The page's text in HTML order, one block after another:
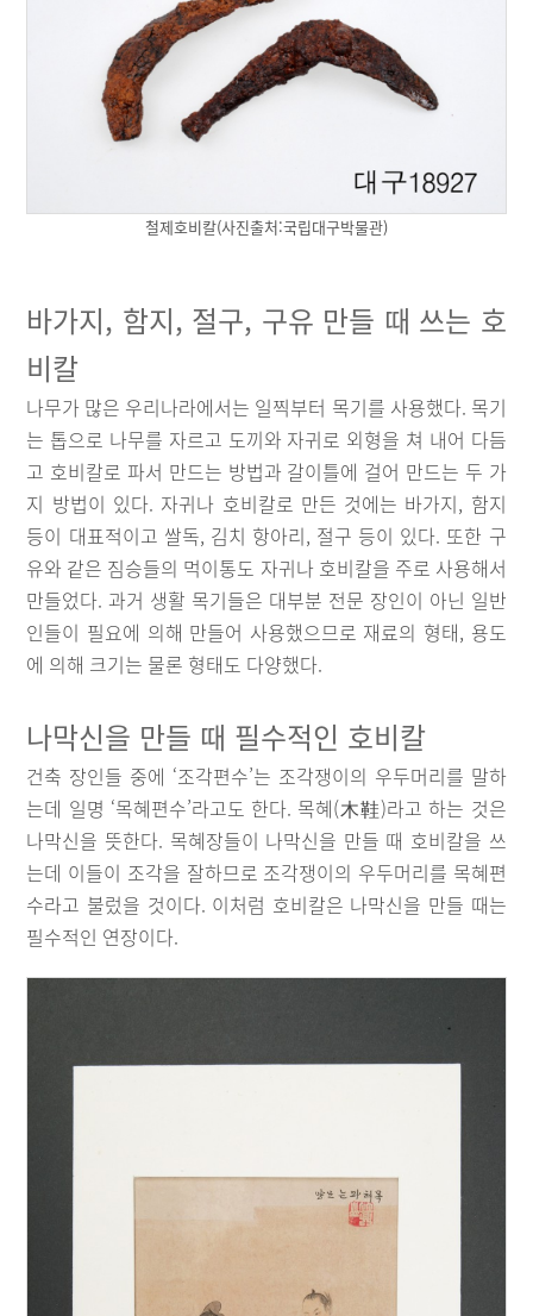
철제호비칼(사진출처:국립대구박물관)
바가지, 함지, 절구, 구유 만들 때 쓰는 호
비칼
나무가 많은 우리나라에서는 일찍부터 목기를 사용했다. 목기
는 톱으로 나무를 자르고 도끼와 자귀로 외형을 쳐 내어 다듬
고 호비칼로 파서 만드는 방법과 갈이틀에 걸어 만드는 두 가
지 방법이 있다. 자귀나 호비칼로 만든 것에는 바가지, 함지
등이 대표적이고 쌀독, 김치 항아리, 절구 등이 있다. 또한 구
유와 같은 짐승들의 먹이통도 자귀나 호비칼을 주로 사용해서
만들었다. 과거 생활 목기들은 대부분 전문 장인이 아닌 일반
인들이 필요에 의해 만들어 사용했으므로 재료의 형태, 용도
에 의해 크기는 물론 형태도 다양했다.
나막신을 만들 때 필수적인 호비칼
건축 장인들 중에 ‘조각편수’는 조각쟁이의 우두머리를 말하
는데 일명 ‘목혜편수’라고도 한다. 목혜(木鞋)라고 하는 것은
나막신을 뜻한다. 목혜장들이 나막신을 만들 때 호비칼을 쓰
는데 이들이 조각을 잘하므로 조각쟁이의 우두머리를 목혜편
수라고 불렀을 것이다. 이처럼 호비칼은 나막신을 만들 때는
필수적인 연장이다.